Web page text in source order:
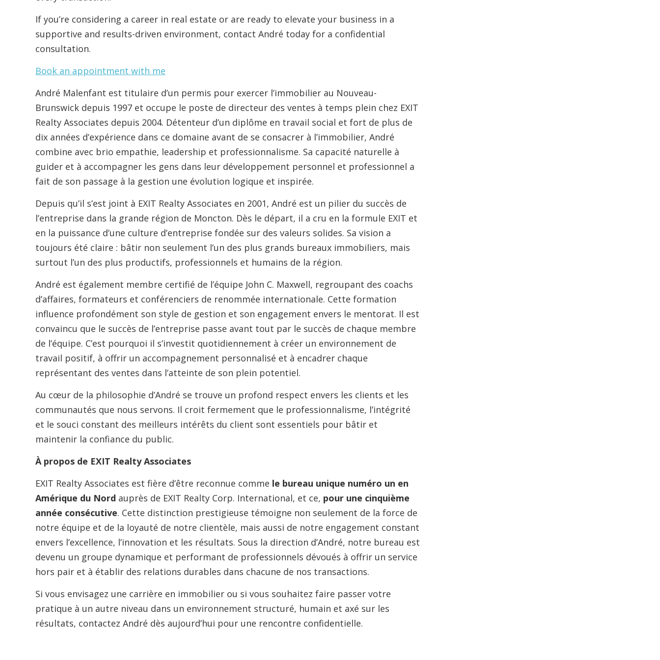
If you’re considering a career in real estate or are ready to elevate your business in a
supportive and results-driven environment, contact André today for a confidential
consultation.
Book an appointment with me
André Malenfant est titulaire d’un permis pour exercer l’immobilier au Nouveau-
Brunswick depuis 1997 et occupe le poste de directeur des ventes à temps plein chez EXIT
Realty Associates depuis 2004. Détenteur d’un diplôme en travail social et fort de plus de
dix années d’expérience dans ce domaine avant de se consacrer à l’immobilier, André
combine avec brio empathie, leadership et professionnalisme. Sa capacité naturelle à
guider et à accompagner les gens dans leur développement personnel et professionnel a
fait de son passage à la gestion une évolution logique et inspirée.
Depuis qu’il s’est joint à EXIT Realty Associates en 2001, André est un pilier du succès de
l’entreprise dans la grande région de Moncton. Dès le départ, il a cru en la formule EXIT et
en la puissance d’une culture d’entreprise fondée sur des valeurs solides. Sa vision a
toujours été claire : bâtir non seulement l’un des plus grands bureaux immobiliers, mais
surtout l’un des plus productifs, professionnels et humains de la région.
André est également membre certifié de l’équipe John C. Maxwell, regroupant des coachs
d’affaires, formateurs et conférenciers de renommée internationale. Cette formation
influence profondément son style de gestion et son engagement envers le mentorat. Il est
convaincu que le succès de l’entreprise passe avant tout par le succès de chaque membre
de l’équipe. C’est pourquoi il s’investit quotidiennement à créer un environnement de
travail positif, à offrir un accompagnement personnalisé et à encadrer chaque
représentant des ventes dans l’atteinte de son plein potentiel.
Au cœur de la philosophie d’André se trouve un profond respect envers les clients et les
communautés que nous servons. Il croit fermement que le professionnalisme, l’intégrité
et le souci constant des meilleurs intérêts du client sont essentiels pour bâtir et
maintenir la confiance du public.
À propos de EXIT Realty Associates
EXIT Realty Associates est fière d’être reconnue comme le bureau unique numéro un en
Amérique du Nord auprès de EXIT Realty Corp. International, et ce, pour une cinquième
année consécutive. Cette distinction prestigieuse témoigne non seulement de la force de
notre équipe et de la loyauté de notre clientèle, mais aussi de notre engagement constant
envers l’excellence, l’innovation et les résultats. Sous la direction d’André, notre bureau est
devenu un groupe dynamique et performant de professionnels dévoués à offrir un service
hors pair et à établir des relations durables dans chacune de nos transactions.
Si vous envisagez une carrière en immobilier ou si vous souhaitez faire passer votre
pratique à un autre niveau dans un environnement structuré, humain et axé sur les
résultats, contactez André dès aujourd’hui pour une rencontre confidentielle.